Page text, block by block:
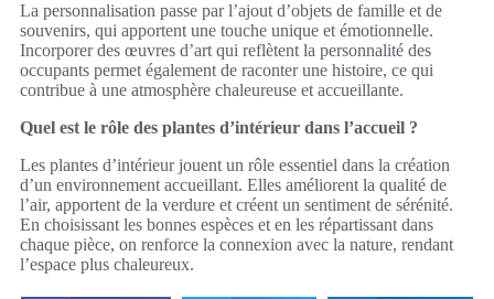
La personnalisation passe par l’ajout d’objets de famille et de
souvenirs, qui apportent une touche unique et émotionnelle.
Incorporer des œuvres d’art qui reflètent la personnalité des
occupants permet également de raconter une histoire, ce qui
contribue à une atmosphère chaleureuse et accueillante.
Quel est le rôle des plantes d’intérieur dans l’accueil ?
Les plantes d’intérieur jouent un rôle essentiel dans la création
d’un environnement accueillant. Elles améliorent la qualité de
l’air, apportent de la verdure et créent un sentiment de sérénité.
En choisissant les bonnes espèces et en les répartissant dans
chaque pièce, on renforce la connexion avec la nature, rendant
l’espace plus chaleureux.